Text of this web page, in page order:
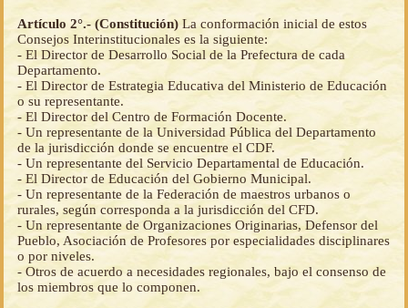
Artículo 2°.- (Constitución) La conformación inicial de estos
Consejos Interinstitucionales es la siguiente:
- El Director de Desarrollo Social de la Prefectura de cada
Departamento.
- El Director de Estrategia Educativa del Ministerio de Educación
o su representante.
- El Director del Centro de Formación Docente.
- Un representante de la Universidad Pública del Departamento
de la jurisdicción donde se encuentre el CDF.
- Un representante del Servicio Departamental de Educación.
- El Director de Educación del Gobierno Municipal.
- Un representante de la Federación de maestros urbanos o
rurales, según corresponda a la jurisdicción del CFD.
- Un representante de Organizaciones Originarias, Defensor del
Pueblo, Asociación de Profesores por especialidades disciplinares
o por niveles.
- Otros de acuerdo a necesidades regionales, bajo el consenso de
los miembros que lo componen.